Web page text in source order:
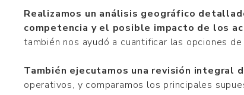
Realizamos un análisis geográfico
competencia y el posible impacto de los
también nos ayudó a cuantificar las opciones
También ejecutamos una revisión integral
operativos, y comparamos los principales